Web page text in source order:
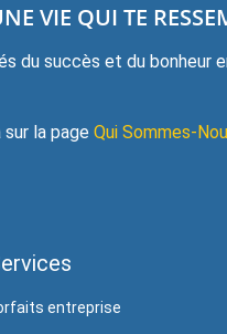
VIE QUI TE
du succès et du
la page Qui Sommes-
entreprise